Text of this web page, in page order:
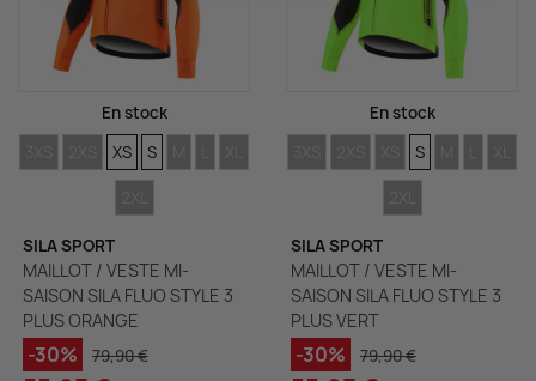
En stock
TAILLESTAILLESTAILLES
XS TAILLES
S TAILLES
TAILLES
TAILLES
TAILLES
SILA SPORT
MAILLOT / VESTE MI-
SAISON SILA FLUO STYLE 3
PLUS ORANGE
-30% 79,90 €
En stock
TAILLESTAILLESTAILLES
TAILLES
S TAILLES
TAILLES
TAILLES
SILA SPORT
MAILLOT / VESTE MI-
SAISON SILA FLUO STYLE 3
PLUS VERT
-30% 79,90 €